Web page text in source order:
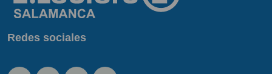
Redes sociales